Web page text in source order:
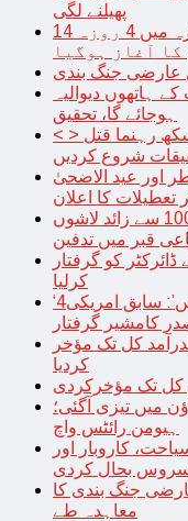
پھیلنے لگی
14 ہزار فلسطینیوں کی شہادت کے بعد غزہ میں 4 روزہ
کا آغاز ہوگیا
عارضی جنگ بندی
کے ہاتھوں دیوالیہ
ہوجائے گا، تحقیق
< > مودی کیلیے نئی پریشانی؛ امریکا نے سکھ رہنما قتل
شروع کردیں
میں عید الفطر اور عید الاضحیٰ
کا اعلان
غزہ کے الشفاء اسپتال سے ملنے والی 100 سے زائد لاشوں
قبر میں تدفین
کو گرفتار
کرلیا
‘4ہزار فلسطینی بچوں کا قتل کافی نہیں’: سابق امریکی
کامشیر گرفتار
کل تک مؤخر
کردیا
کل تک مؤخرکردی
میں تیزی آگئی؛
ہیومن رائٹس واچ
کاروبار اور
سروس بحال کردی
میں 4 روزہ عارضی جنگ بندی کا
معاہدہ طے